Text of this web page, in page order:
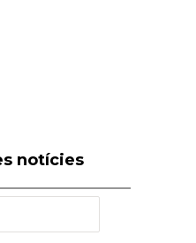
notícies